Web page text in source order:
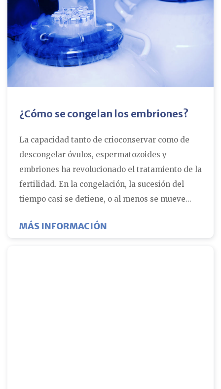
¿Cómo se congelan los embriones?
La capacidad tanto de crioconservar como de
descongelar óvulos, espermatozoides y
embriones ha revolucionado el tratamiento de la
fertilidad. En la congelación, la sucesión del
tiempo casi se detiene, o al menos se mueve...
MÁS INFORMACIÓN